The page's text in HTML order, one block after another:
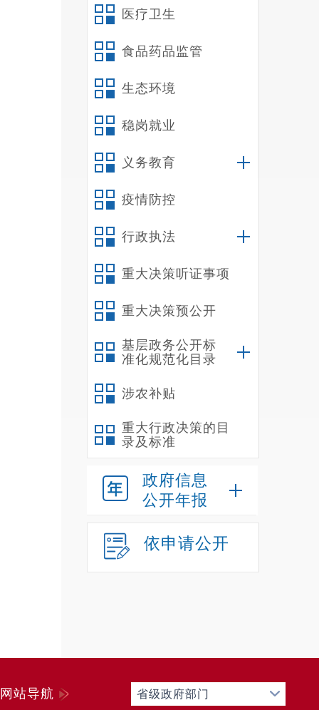
医疗卫生
食品药品监管
生态环境
稳岗就业
义务教育
疫情防控
行政执法
重大决策听证事项
重大决策预公开
基层政务公开标
准化规范化目录
涉农补贴
重大行政决策的目
录及标准
政府信息
公开年报
依申请公开
网站导航 省级政府部门